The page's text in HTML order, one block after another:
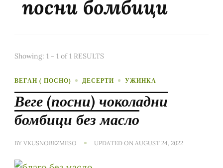
посни бомбици
Showing: 1 - 1 of 1 RESULTS
ВЕГАН ( ПОСНО) ДЕСЕРТИ УЖИНКА
Веге (посни) чоколадни
бомбици без масло
BY VKUSNOBEZMESO UPDATED ON AUGUST 24, 2022